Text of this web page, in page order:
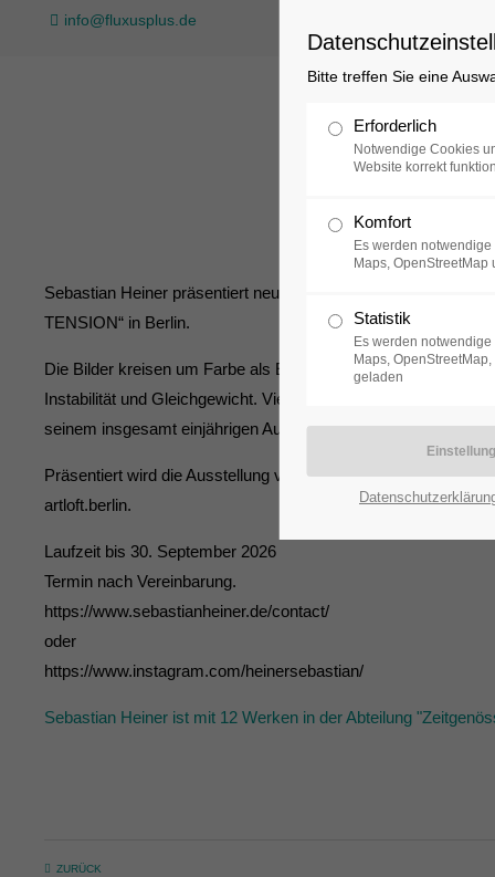
info@fluxusplus.de
Sammlung
Sebastian Heiner präsentiert neue Werke in der Ausstellung
TENSION“ in Berlin.
Die Bilder kreisen um Farbe als Energiezustand, zwischen
Instabilität und Gleichgewicht. Viele der Arbeiten entstanden
seinem insgesamt einjährigen Aufenthalt in Suzhou, im neuen
Präsentiert wird die Ausstellung von der White Square Gallery
artloft.berlin.
Laufzeit bis 30. September 2026
Termin nach Vereinbarung.
https://www.sebastianheiner.de/contact/
oder
https://www.instagram.com/heinersebastian/
Sebastian Heiner ist mit 12 Werken in der Abteilung
ZURÜCK
Bitte treffen Sie eine
Erforderlich
Notwendige Cookies
Website korrekt
Komfort
Es werden
Maps,
Statistik
Es werden
Maps,
geladen